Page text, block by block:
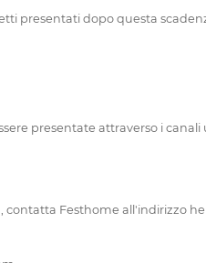
presentati dopo questa
presentate attraverso i canali
contatta Festhome all'indirizzo